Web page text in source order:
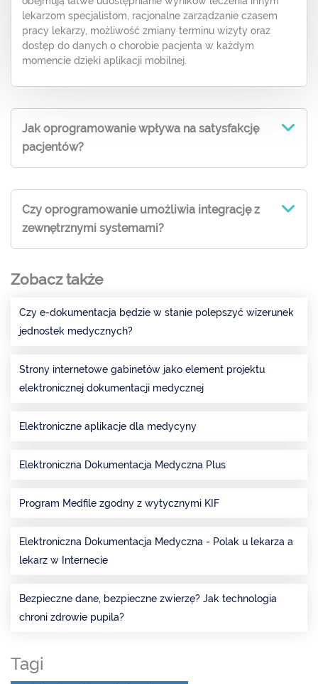
lekarzom specjalistom, racjonalne zarządzanie czasem
pracy lekarzy, możliwość zmiany terminu wizyty oraz
dostęp do danych o chorobie pacjenta w każdym
momencie dzięki aplikacji mobilnej.
Jak oprogramowanie wpływa na satysfakcję
pacjentów?
Czy oprogramowanie umożliwia integrację z
zewnętrznymi systemami?
Zobacz także
Czy e-dokumentacja będzie w stanie polepszyć wizerunek
jednostek medycznych?
Strony internetowe gabinetów jako element projektu
elektronicznej dokumentacji medycznej
Elektroniczne aplikacje dla medycyny
Elektroniczna Dokumentacja Medyczna Plus
Program Medfile zgodny z wytycznymi KIF
Elektroniczna Dokumentacja Medyczna - Polak u lekarza a
lekarz w Internecie
Bezpieczne dane, bezpieczne zwierzę? Jak technologia
chroni zdrowie pupila?
Tagi